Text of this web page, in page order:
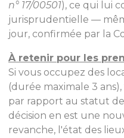
n° 17/00501), ce qui lui
jurisprudentielle —
jour, confirmée par la
À retenir pour les
Si vous occupez des
(durée maximale 3
par rapport au statut
décision en est une
revanche, l'état des